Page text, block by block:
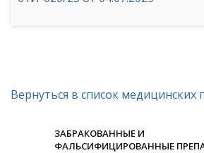
Вернуться в список медицинских
ЗАБРАКОВАННЫЕ И
ФАЛЬСИФИЦИРОВАННЫЕ